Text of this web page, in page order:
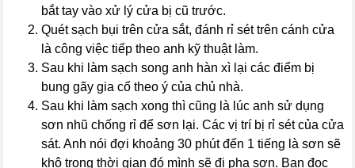
bắt tay vào xử lý cửa bị cũ trước.
Quét sạch bụi trên cửa sắt, đánh rỉ sét trên cánh cửa
là công việc tiếp theo anh kỹ thuật làm.
Sau khi làm sạch song anh hàn xì lại các điểm bị
bung gãy gia cố theo ý của chủ nhà.
Sau khi làm sạch xong thì cũng là lúc anh sử dụng
sơn nhũ chống rỉ để sơn lại. Các vị trí bị rỉ sét của cửa
sát. Anh nói đợi khoảng 30 phút đến 1 tiếng là sơn sẽ
khô trong thời gian đó mình sẽ đi pha sơn. Bạn đọc